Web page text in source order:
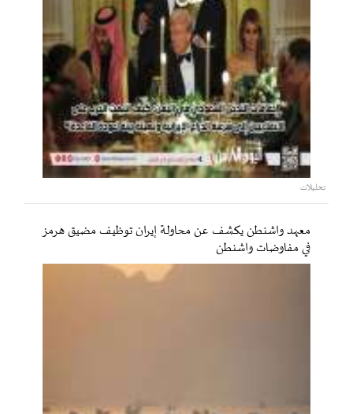
تحليلات
معهد واشنطن يكشف عن محاولة إيران توظيف مضيق هرمز
في مفاوضات واشنطن